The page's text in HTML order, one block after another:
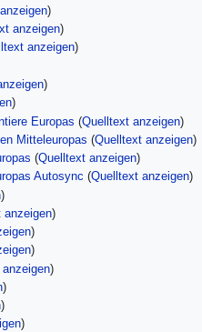
)
anzeigen)
anzeigen)
)
)
Europas (Quelltext anzeigen)
Mitteleuropas (Quelltext anzeigen)
(Quelltext anzeigen)
Autosync (Quelltext anzeigen)
)
anzeigen)
)
)
)
)
)
)